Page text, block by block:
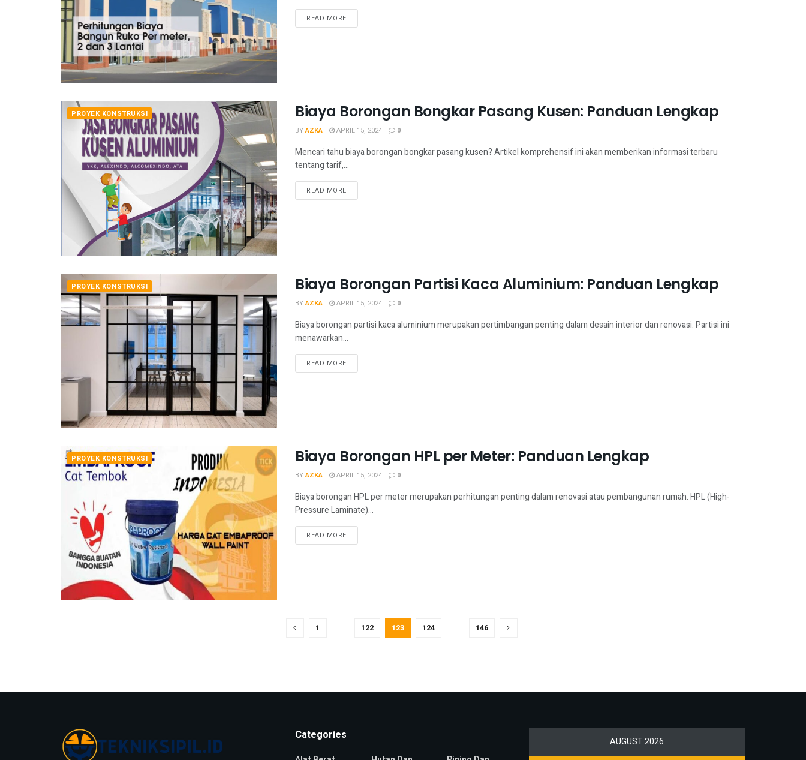
READ MORE
PROYEK KONSTRUKSI Biaya Borongan Bongkar Pasang Kusen: Panduan Lengkap
BYAZKA APRIL 15, 2024 0
Mencari tahu biaya borongan bongkar pasang kusen? Artikel komprehensif ini akan memberikan informasi terbaru
tentang tarif,...
READ MORE
PROYEK KONSTRUKSI Biaya Borongan Partisi Kaca Aluminium: Panduan Lengkap
BYAZKA APRIL 15, 2024 0
Biaya borongan partisi kaca aluminium merupakan pertimbangan penting dalam desain interior dan renovasi. Partisi ini
menawarkan...
READ MORE
PROYEK KONSTRUKSI Biaya Borongan HPL per Meter: Panduan Lengkap
BYAZKA APRIL 15, 2024 0
Biaya borongan HPL per meter merupakan perhitungan penting dalam renovasi atau pembangunan rumah. HPL (High-
Pressure Laminate)...
READ MORE
1 … 122 123 124 … 146
Categories AUGUST 2026